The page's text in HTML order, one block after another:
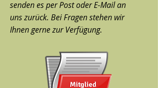
senden es per Post oder E-Mail an
uns zurück. Bei Fragen stehen wir
Ihnen gerne zur Verfügung.